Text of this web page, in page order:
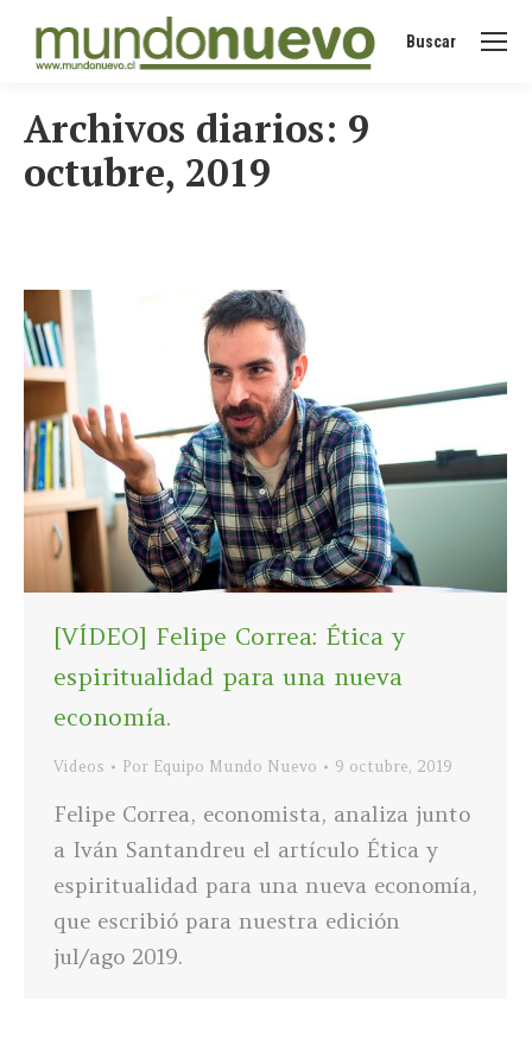
Buscar:
Buscar
Archivos diarios: 9
octubre, 2019
[VÍDEO] Felipe Correa: Ética y
espiritualidad para una nueva
economía.
Videos Por Equipo Mundo Nuevo 9 octubre, 2019
Felipe Correa, economista, analiza junto
a Iván Santandreu el artículo Ética y
espiritualidad para una nueva economía,
que escribió para nuestra edición
jul/ago 2019.